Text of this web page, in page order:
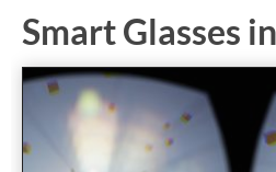
Smart Glasses